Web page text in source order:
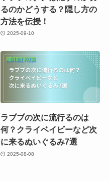
るのかどうする？隠し方の
方法を伝授！
2025-09-10
ラブブの次に流行るのは
何？クライベイビーなど次
に来るぬいぐるみ7選
2025-08-08